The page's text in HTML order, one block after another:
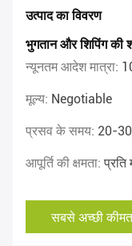
उत्पाद का विवरण
भुगतान और शिपिंग की
न्यूनतम आदेश मात्रा:
मूल्य: Negotiable
प्रसव के समय: 20-30
आपूर्ति की क्षमता:
सबसे अच्छी कीमत